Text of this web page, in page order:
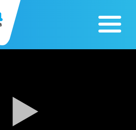
Zoo v Lužiankach